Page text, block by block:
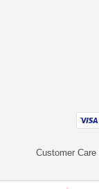
Customer Care